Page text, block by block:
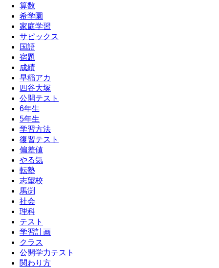
算数
希学園
家庭学習
サピックス
国語
宿題
成績
早稲アカ
四谷大塚
公開テスト
6年生
5年生
学習方法
復習テスト
偏差値
やる気
転塾
志望校
馬渕
社会
理科
テスト
学習計画
クラス
公開学力テスト
関わり方